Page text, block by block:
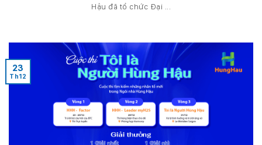
Hậu đã tổ chức Đại ...
23
Th12